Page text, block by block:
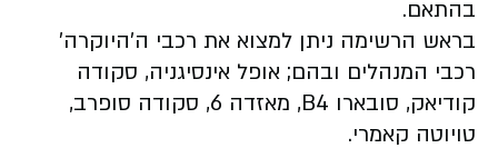
בהתאם.
בראש הרשימה ניתן למצוא את רכבי ה'היוקרה'
רכבי המנהלים ובהם; אופל אינסיגניה, סקודה
קודיאק, סובארו B4, מאזדה 6, סקודה סופרב,
טויוטה קאמרי.